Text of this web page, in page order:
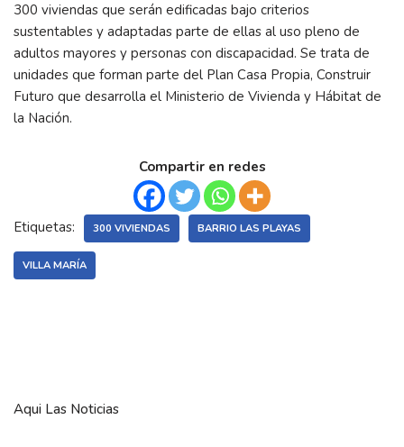
300 viviendas que serán edificadas bajo criterios
sustentables y adaptadas parte de ellas al uso pleno de
adultos mayores y personas con discapacidad. Se trata de
unidades que forman parte del Plan Casa Propia, Construir
Futuro que desarrolla el Ministerio de Vivienda y Hábitat de
la Nación.
Compartir en redes
Etiquetas: 300 VIVIENDAS BARRIO LAS PLAYAS
VILLA MARÍA
Aqui Las Noticias